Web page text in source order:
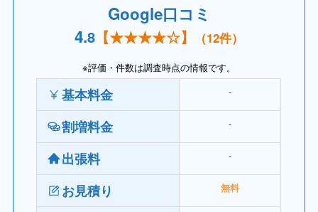
Google口コミ
4.8 【★★★★☆】 （12件）
※評価・件数は調査時点の情報です。
基本料金 ‐
割増料金 ‐
出張料 ‐
お見積り 無料